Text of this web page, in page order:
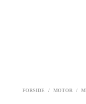
FORSIDE / MOTOR /